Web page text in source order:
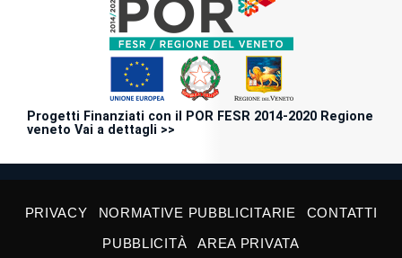
Progetti Finanziati con il POR FESR 2014-2020 Regione
veneto Vai a dettagli >>
PRIVACY NORMATIVE PUBBLICITARIE
CONTATTI
PUBBLICITÀ
AREA PRIVATA